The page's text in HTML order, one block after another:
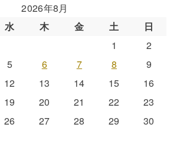
2026年8月
水 木 金 土
日
1
2
5 6 7 8
9
12 13 14 15
16
19 20 21 22
23
26 27 28 29
30